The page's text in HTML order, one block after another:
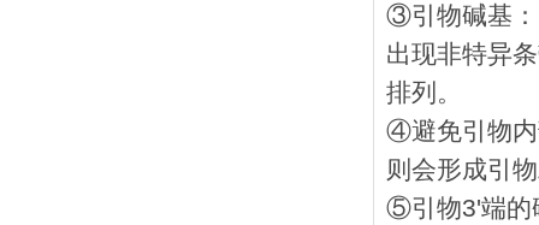
③引物碱基：
出现非特异
排列。
④避免引物内
则会形成引
⑤引物3'端的